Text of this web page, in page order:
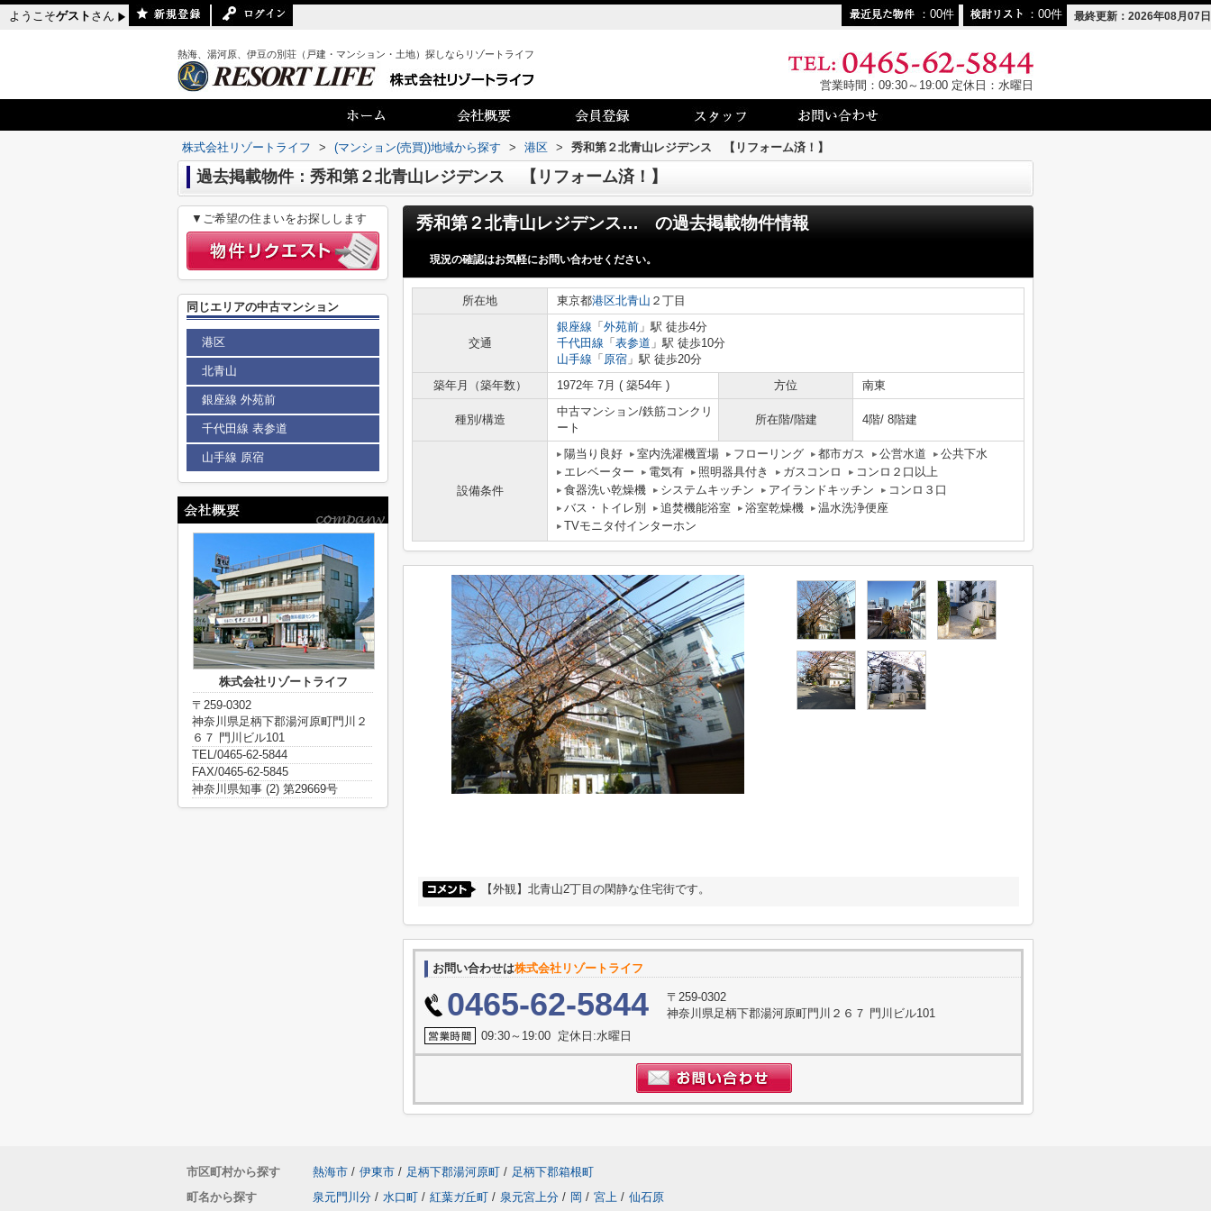
ようこそゲスト さん 00 00 最終更新：2026年08月07日
熱海、湯河原、伊豆の別荘（戸建・マンション・土地）探しならリゾートライフ
営業時間：09:30～19:00 定休日：水曜日
株式会社リゾートライフ > (マンション(売買))地域から探す > 港区 > 秀和第２北青山レジデンス 【リフォーム済！】
過去掲載物件：秀和第２北青山レジデンス 【リフォーム済！】
秀和第２北青山レジデンス 【リフォーム済！】 の過去掲載物件情報
現況の確認はお気軽にお問い合わせください。
所在地 東京都港区北青山 ２丁目
交通
銀座線 「 外苑前 」駅 徒歩4分
千代田線 「 表参道 」駅 徒歩10分
山手線 「 原宿 」駅 徒歩20分
築年月（築年数）
1972年 7月 ( 築54年 ) 方位 南東
種別/構造
中古マンション/鉄筋コンクリ
ート
所在階/階建 4階/ 8階建
設備条件
陽当り良好 室内洗濯機置場 フローリング 都市ガス 公営水道
公共下水
エレベーター
電気有 照明器具付き ガスコンロ
コンロ２口以上
食器洗い乾燥機
システムキッチン アイランドキッチン
コンロ３口
バス・トイレ別
追焚機能浴室 浴室乾燥機
温水洗浄便座
TVモニタ付インターホン
【外観】北青山2丁目の閑静な住宅街です。
お問い合わせは株式会社リゾートライフ
0465-62-5844
〒259-0302
神奈川県足柄下郡湯河原町門川２６７ 門川ビル101
09:30～19:00 定休日:水曜日
▼ご希望の住まいをお探しします
同じエリアの中古マンション
港区
北青山
銀座線 外苑前
千代田線 表参道
山手線 原宿
株式会社リゾートライフ
〒259-0302
神奈川県足柄下郡湯河原町門川２
６７ 門川ビル101
TEL/0465-62-5844
FAX/0465-62-5845
神奈川県知事 (2) 第29669号
市区町村から探す 熱海市 / 伊東市 / 足柄下郡湯河原町 / 足柄下郡箱根町
町名から探す
泉元門川分 / 水口町 / 紅葉ガ丘町 / 泉元宮上分 / 岡 / 宮上 / 仙石原